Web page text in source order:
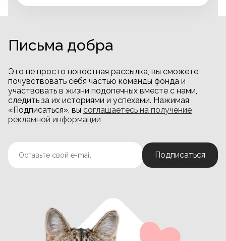
Письма добра
Это не просто новостная рассылка, вы сможете
почувствовать себя частью команды фонда и
участвовать в жизни подопечных вместе с нами,
следить за их историями и успехами. Нажимая
«Подписаться», вы соглашаетесь на получение
рекламной информации